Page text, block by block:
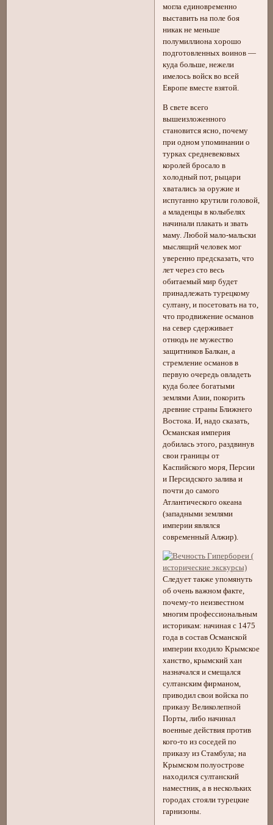
могла единовременно
выставить на поле боя
никак не меньше
полумиллиона хорошо
подготовленных воинов —
куда больше, нежели
имелось войск во всей
Европе вместе взятой.
В свете всего
вышеизложенного
становится ясно, почему
при одном упоминании о
турках средневековых
королей бросало в
холодный пот, рыцари
хватались за оружие и
испуганно крутили головой,
а младенцы в колыбелях
начинали плакать и звать
маму. Любой мало-мальски
мыслящий человек мог
уверенно предсказать, что
лет через сто весь
обитаемый мир будет
принадлежать турецкому
султану, и посетовать на то,
что продвижение османов
на север сдерживает
отнюдь не мужество
защитников Балкан, а
стремление османов в
первую очередь овладеть
куда более богатыми
землями Азии, покорить
древние страны Ближнего
Востока. И, надо сказать,
Османская империя
добилась этого, раздвинув
свои границы от
Каспийского моря, Персии
и Персидского залива и
почти до самого
Атлантического океана
(западными землями
империи являлся
современный Алжир).
Следует также упомянуть
об очень важном факте,
почему-то неизвестном
многим профессиональным
историкам: начиная с 1475
года в состав Османской
империи входило Крымское
ханство, крымский хан
назначался и смещался
султанским фирманом,
приводил свои войска по
приказу Великолепной
Порты, либо начинал
военные действия против
кого-то из соседей по
приказу из Стамбула; на
Крымском полуострове
находился султанский
наместник, а в нескольких
городах стояли турецкие
гарнизоны.